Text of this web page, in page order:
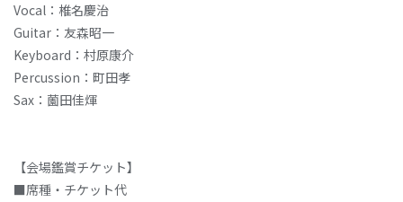
Vocal：椎名慶治
Guitar：友森昭一
Keyboard：村原康介
Percussion：町田孝
Sax：薗田佳煇
【会場鑑賞チケット】
■席種・チケット代